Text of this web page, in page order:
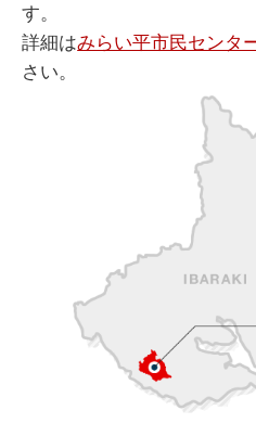
す。
詳細はみらい平市民センタ
さい。